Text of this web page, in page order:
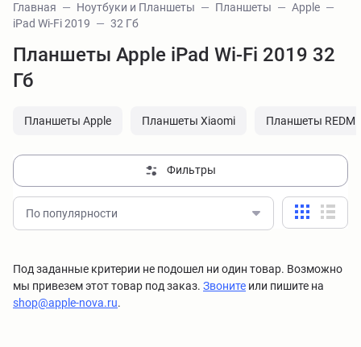
Главная Ноутбуки и Планшеты Планшеты
Apple
iPad Wi-Fi 2019
32 Гб
Планшеты Apple iPad Wi-Fi 2019 32
Гб
Планшеты Apple Планшеты Xiaomi Планшеты REDMI
Фильтры
По популярности
Под заданные критерии не подошел ни один товар. Возможно
мы привезем этот товар под заказ. Звоните или пишите на
shop@apple-nova.ru.